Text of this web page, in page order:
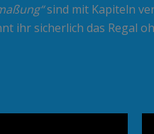
sind mit Kapiteln
ihr sicherlich das Regal